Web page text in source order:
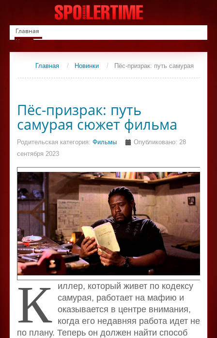
Главная
Новинки
Список фильмов
СериалыГлавная / Новинки / Пёс-призрак: путь самурая
Пёс-призрак: путь
самурая сюжет фильма
Родительская категория: Фильмы
Опубликовано: 28
сентября 2023
К
иллер, который живет по кодексу
самурая, работает на мафию и
оказывается в центре внимания,
когда его недавняя работа идет не
по плану. Теперь он должен найти способ